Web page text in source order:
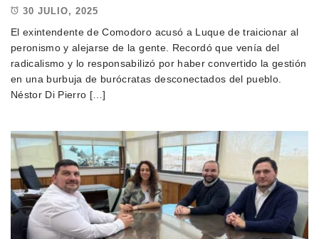
30 JULIO, 2025
El exintendente de Comodoro acusó a Luque de traicionar al
peronismo y alejarse de la gente. Recordó que venía del
radicalismo y lo responsabilizó por haber convertido la gestión
en una burbuja de burócratas desconectados del pueblo.
Néstor Di Pierro […]